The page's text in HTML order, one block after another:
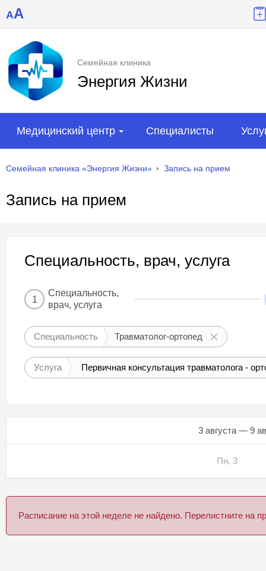
AA
Семейная клиника
Энергия Жизни
Медицинский центр Специалисты
Семейная клиника «Энергия Жизни» Запись на прием
Запись на прием
Специальность, врач, услуга
1
Специальность,
врач, услуга
Специальность Травматолог-ортопед
Услуга Первичная консультация травматолога -
3 августа — 9
Пн, 3
Расписание на этой неделе не найдено. Перелистните